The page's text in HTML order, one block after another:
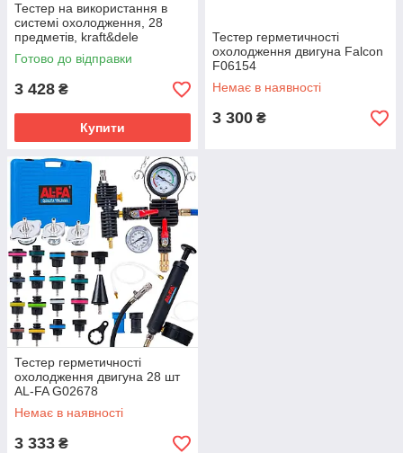
Тестер на використання в
системі охолодження, 28
предметів, kraft&dele
KD12501
Готово до відправки
3 428 ₴
Купити
Тестер герметичності
охолодження двигуна Falcon
F06154
Немає в наявності
3 300 ₴
Тестер герметичності
охолодження двигуна 28 шт
AL-FA G02678
Немає в наявності
3 333 ₴